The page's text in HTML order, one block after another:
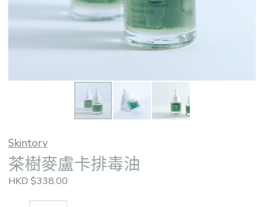
Skintory
茶樹麥盧卡排毒油
HKD $338.00